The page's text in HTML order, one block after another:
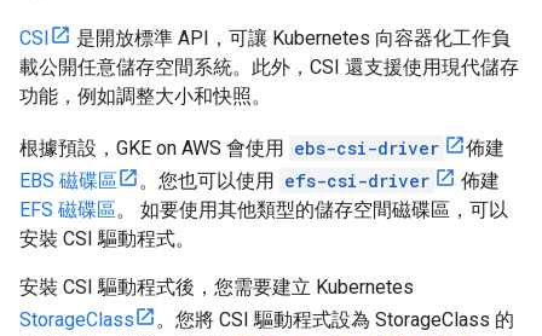
CSI
是開放標準 API，可讓 Kubernetes 向容器化工作負
載公開任意儲存空間系統。此外，CSI 還支援使用現代儲存
功能，例如調整大小和快照。
根據預設，GKE on AWS 會使用 ebs-csi-driver
佈建
EBS 磁碟區
。您也可以使用 efs-csi-driver
佈建
EFS 磁碟區。 如要使用其他類型的儲存空間磁碟區，可以
安裝 CSI 驅動程式。
安裝 CSI 驅動程式後，您需要建立 Kubernetes
StorageClass
。您將 CSI 驅動程式設為 StorageClass 的